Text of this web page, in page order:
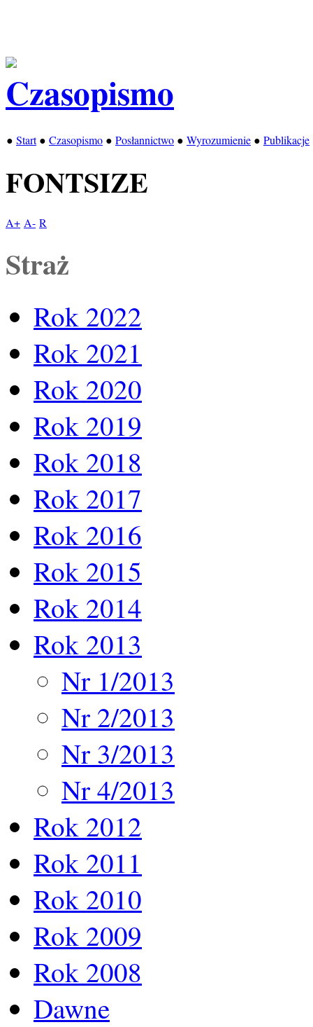
● Start● Czasopismo ● Posłannictwo ● Wyrozumienie ● Publikacje
FONTSIZE
A+ A- R
Straż
Rok 2022
Rok 2021
Rok 2020
Rok 2019
Rok 2018
Rok 2017
Rok 2016
Rok 2015
Rok 2014
Rok 2013
Nr 1/2013
Nr 2/2013
Nr 3/2013
Nr 4/2013
Rok 2012
Rok 2011
Rok 2010
Rok 2009
Rok 2008
Dawne